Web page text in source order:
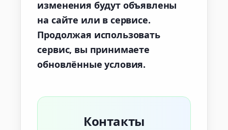
изменения будут объявлены
на сайте или в сервисе.
Продолжая использовать
сервис, вы принимаете
обновлённые условия.
Контакты